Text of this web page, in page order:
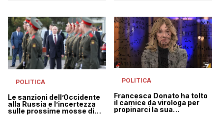
POLITICA
Le sanzioni dell’Occidente
alla Russia e l’incertezza
sulle prossime mosse di
POLITICA
Francesca Donato ha tolto
il camice da virologa per
propinarci la sua